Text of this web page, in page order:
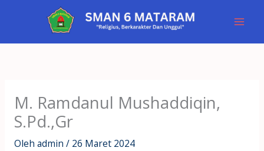
M. Ramdanul Mushaddiqin,
S.Pd.,Gr
Oleh admin / 26 Maret 2024